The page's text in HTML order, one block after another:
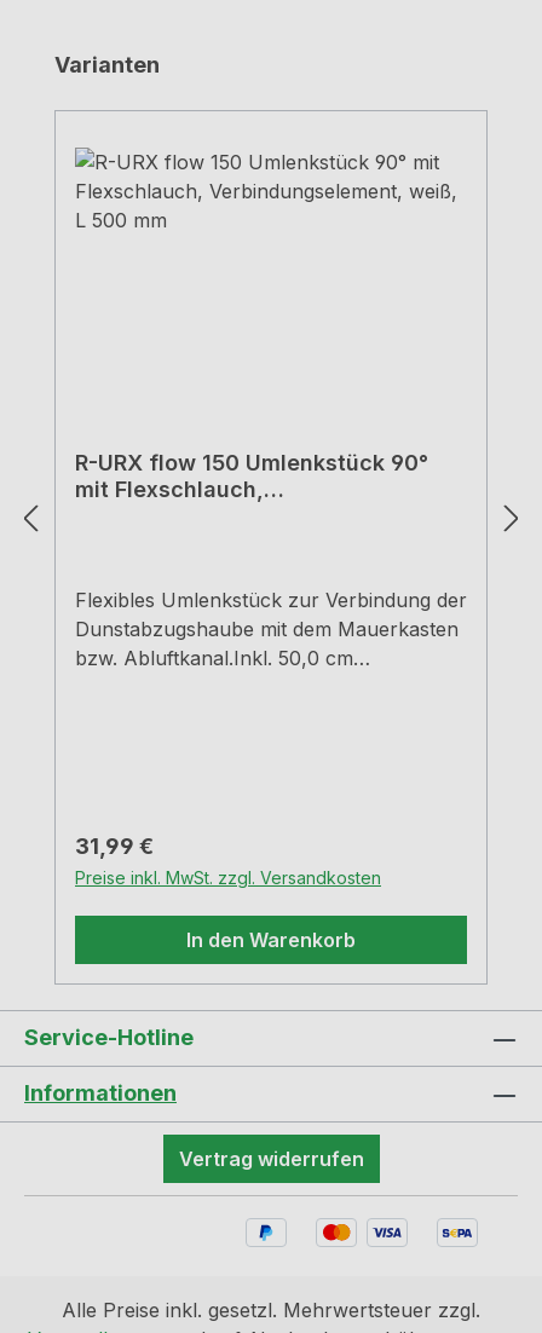
Produktgalerie überspringen
Varianten
R-URX flow 150 Umlenkstück 90°
mit Flexschlauch,
Flexibles Umlenkstück zur Verbindung der
Dunstabzugshaube mit dem Mauerkasten
bzw. Abluftkanal.Inkl. 50,0 cm
Regulärer Preis:
31,99 €
Preise inkl. MwSt. zzgl. Versandkosten
In den Warenkorb
Service-Hotline
Informationen
Vertrag widerrufen
Alle Preise inkl. gesetzl. Mehrwertsteuer zzgl.